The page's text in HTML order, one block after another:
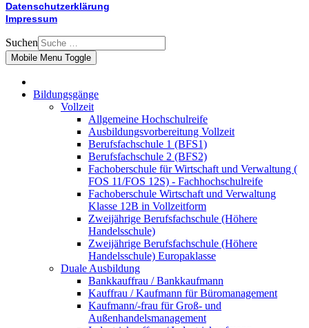
Datenschutzerklärung
Impressum
Suchen
Mobile Menu Toggle
Bildungsgänge
Vollzeit
Allgemeine Hochschulreife
Ausbildungsvorbereitung Vollzeit
Berufsfachschule 1 (BFS1)
Berufsfachschule 2 (BFS2)
Fachoberschule für Wirtschaft und Verwaltung (
FOS 11/FOS 12S) - Fachhochschulreife
Fachoberschule Wirtschaft und Verwaltung
Klasse 12B in Vollzeitform
Zweijährige Berufsfachschule (Höhere
Handelsschule)
Zweijährige Berufsfachschule (Höhere
Handelsschule) Europaklasse
Duale Ausbildung
Bankkauffrau / Bankkaufmann
Kauffrau / Kaufmann für Büromanagement
Kaufmann/-frau für Groß- und
Außenhandelsmanagement